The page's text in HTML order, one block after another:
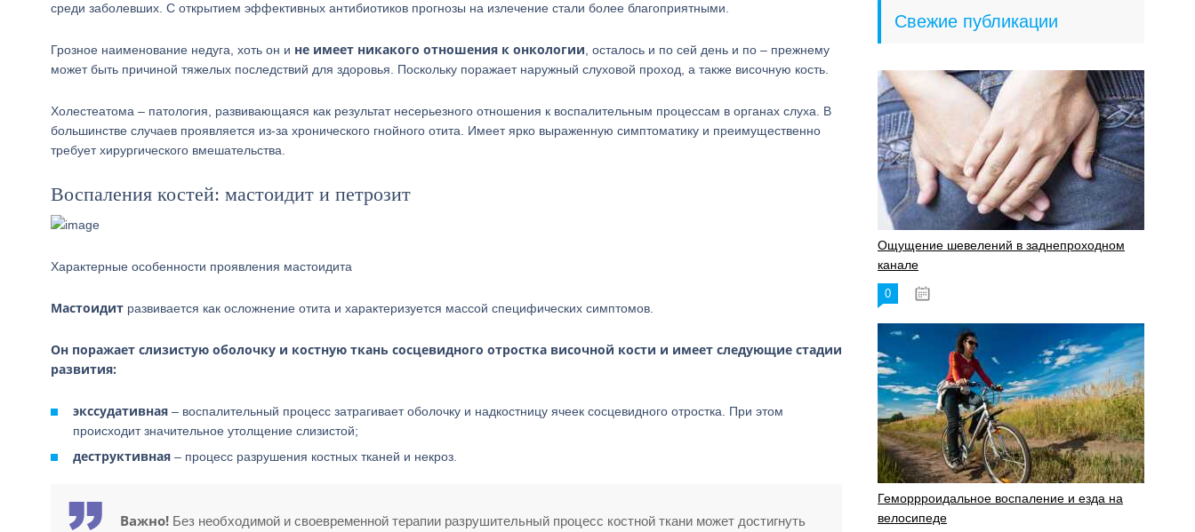
среди заболевших. С открытием эффективных антибиотиков прогнозы на излечение стали более благоприятными.
Грозное наименование недуга, хоть он и не имеет никакого отношения к онкологии , осталось и по сей день и по – прежнему
может быть причиной тяжелых последствий для здоровья. Поскольку поражает наружный слуховой проход, а также височную кость.
Холестеатома – патология, развивающаяся как результат несерьезного отношения к воспалительным процессам в органах слуха. В
большинстве случаев проявляется из-за хронического гнойного отита. Имеет ярко выраженную симптоматику и преимущественно
требует хирургического вмешательства.
Воспаления костей: мастоидит и петрозит
Характерные особенности проявления мастоидита
Мастоидит развивается как осложнение отита и характеризуется массой специфических симптомов.
Он поражает слизистую оболочку и костную ткань сосцевидного отростка височной кости и имеет следующие стадии
развития:
экссудативная – воспалительный процесс затрагивает оболочку и надкостницу ячеек сосцевидного отростка. При этом
происходит значительное утолщение слизистой;
деструктивная – процесс разрушения костных тканей и некроз.
Важно! Без необходимой и своевременной терапии разрушительный процесс костной ткани может достигнуть
Свежие публикации
Ощущение шевелений в заднепроходном
канале
0
Геморрроидальное воспаление и езда на
велосипеде